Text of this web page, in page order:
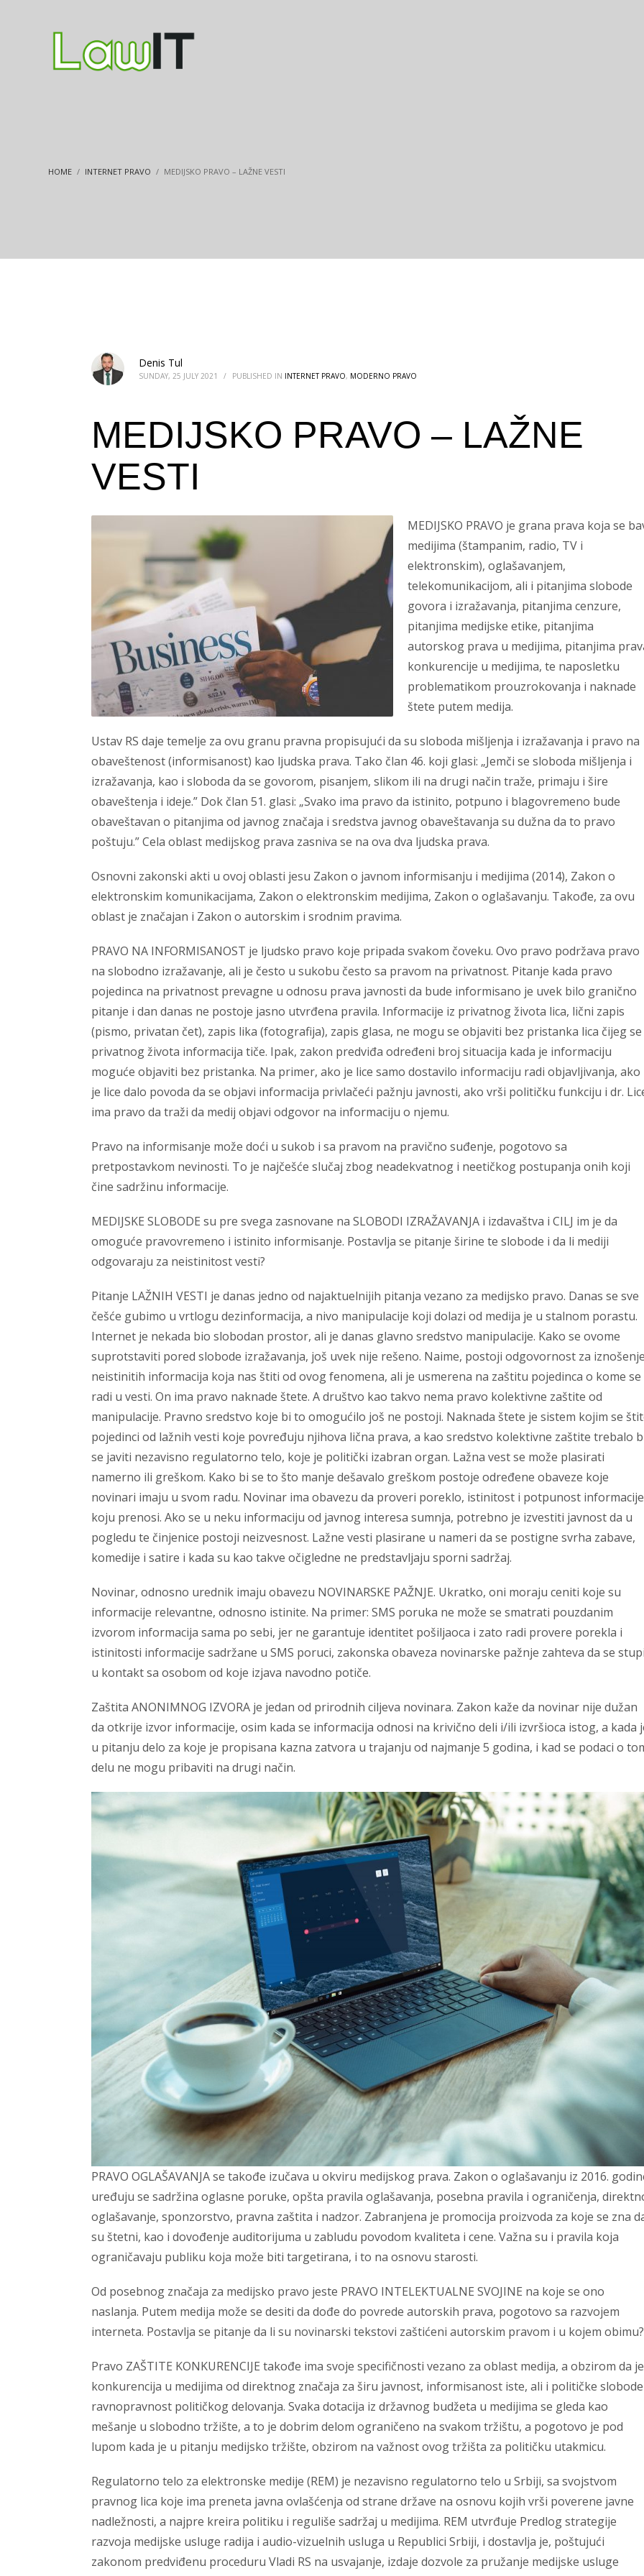
HOME INTERNET PRAVO MEDIJSKO PRAVO – LAŽNE VESTI
Denis Tul
SUNDAY, 25 JULY 2021 / PUBLISHED IN INTERNET PRAVO, MODERNO PRAVO
MEDIJSKO PRAVO – LAŽNE
VESTI
MEDIJSKO PRAVO je grana prava koja se
medijima (štampanim, radio, TV i
elektronskim), oglašavanjem,
telekomunikacijom, ali i pitanjima slobode
govora i izražavanja, pitanjima cenzure,
pitanjima medijske etike, pitanjima
autorskog prava u medijima, pitanjima
konkurencije u medijima, te naposletku
problematikom prouzrokovanja i naknade
štete putem medija.
Ustav RS daje temelje za ovu granu pravna propisujući da su sloboda mišljenja i izražavanja i pravo na
obaveštenost (informisanost) kao ljudska prava. Tako član 46. koji glasi: „Jemči se sloboda mišljenja i
izražavanja, kao i sloboda da se govorom, pisanjem, slikom ili na drugi način traže, primaju i šire
obaveštenja i ideje.” Dok član 51. glasi: „Svako ima pravo da istinito, potpuno i blagovremeno bude
obaveštavan o pitanjima od javnog značaja i sredstva javnog obaveštavanja su dužna da to pravo
poštuju.” Cela oblast medijskog prava zasniva se na ova dva ljudska prava.
Osnovni zakonski akti u ovoj oblasti jesu Zakon o javnom informisanju i medijima (2014), Zakon o
elektronskim komunikacijama, Zakon o elektronskim medijima, Zakon o oglašavanju. Takođe, za ovu
oblast je značajan i Zakon o autorskim i srodnim pravima.
PRAVO NA INFORMISANOST je ljudsko pravo koje pripada svakom čoveku. Ovo pravo podržava pravo
na slobodno izražavanje, ali je često u sukobu često sa pravom na privatnost. Pitanje kada pravo
pojedinca na privatnost prevagne u odnosu prava javnosti da bude informisano je uvek bilo granično
pitanje i dan danas ne postoje jasno utvrđena pravila. Informacije iz privatnog života lica, lični zapis
(pismo, privatan čet), zapis lika (fotografija), zapis glasa, ne mogu se objaviti bez pristanka lica čijeg se
privatnog života informacija tiče. Ipak, zakon predviđa određeni broj situacija kada je informaciju
moguće objaviti bez pristanka. Na primer, ako je lice samo dostavilo informaciju radi objavljivanja, ako
je lice dalo povoda da se objavi informacija privlačeći pažnju javnosti, ako vrši političku funkciju i dr.
ima pravo da traži da medij objavi odgovor na informaciju o njemu.
Pravo na informisanje može doći u sukob i sa pravom na pravično suđenje, pogotovo sa
pretpostavkom nevinosti. To je najčešće slučaj zbog neadekvatnog i neetičkog postupanja onih koji
čine sadržinu informacije.
MEDIJSKE SLOBODE su pre svega zasnovane na SLOBODI IZRAŽAVANJA i izdavaštva i CILJ im je da
omoguće pravovremeno i istinito informisanje. Postavlja se pitanje širine te slobode i da li mediji
odgovaraju za neistinitost vesti?
Pitanje LAŽNIH VESTI je danas jedno od najaktuelnijih pitanja vezano za medijsko pravo. Danas se sve
češće gubimo u vrtlogu dezinformacija, a nivo manipulacije koji dolazi od medija je u stalnom porastu.
Internet je nekada bio slobodan prostor, ali je danas glavno sredstvo manipulacije. Kako se ovome
suprotstaviti pored slobode izražavanja, još uvek nije rešeno. Naime, postoji odgovornost za
neistinitih informacija koja nas štiti od ovog fenomena, ali je usmerena na zaštitu pojedinca o kome se
radi u vesti. On ima pravo naknade štete. A društvo kao takvo nema pravo kolektivne zaštite od
manipulacije. Pravno sredstvo koje bi to omogućilo još ne postoji. Naknada štete je sistem kojim se
pojedinci od lažnih vesti koje povređuju njihova lična prava, a kao sredstvo kolektivne zaštite trebalo
se javiti nezavisno regulatorno telo, koje je politički izabran organ. Lažna vest se može plasirati
namerno ili greškom. Kako bi se to što manje dešavalo greškom postoje određene obaveze koje
novinari imaju u svom radu. Novinar ima obavezu da proveri poreklo, istinitost i potpunost informacije
koju prenosi. Ako se u neku informaciju od javnog interesa sumnja, potrebno je izvestiti javnost da u
pogledu te činjenice postoji neizvesnost. Lažne vesti plasirane u nameri da se postigne svrha zabave,
komedije i satire i kada su kao takve očigledne ne predstavljaju sporni sadržaj.
Novinar, odnosno urednik imaju obavezu NOVINARSKE PAŽNJE. Ukratko, oni moraju ceniti koje su
informacije relevantne, odnosno istinite. Na primer: SMS poruka ne može se smatrati pouzdanim
izvorom informacija sama po sebi, jer ne garantuje identitet pošiljaoca i zato radi provere porekla i
istinitosti informacije sadržane u SMS poruci, zakonska obaveza novinarske pažnje zahteva da se
u kontakt sa osobom od koje izjava navodno potiče.
Zaštita ANONIMNOG IZVORA je jedan od prirodnih ciljeva novinara. Zakon kaže da novinar nije dužan
da otkrije izvor informacije, osim kada se informacija odnosi na krivično deli i/ili izvršioca istog, a kada
u pitanju delo za koje je propisana kazna zatvora u trajanju od najmanje 5 godina, i kad se podaci o
delu ne mogu pribaviti na drugi način.
PRAVO OGLAŠAVANJA se takođe izučava u okviru medijskog prava. Zakon o oglašavanju iz 2016.
uređuju se sadržina oglasne poruke, opšta pravila oglašavanja, posebna pravila i ograničenja,
oglašavanje, sponzorstvo, pravna zaštita i nadzor. Zabranjena je promocija proizvoda za koje se zna
su štetni, kao i dovođenje auditorijuma u zabludu povodom kvaliteta i cene. Važna su i pravila koja
ograničavaju publiku koja može biti targetirana, i to na osnovu starosti.
Od posebnog značaja za medijsko pravo jeste PRAVO INTELEKTUALNE SVOJINE na koje se ono
naslanja. Putem medija može se desiti da dođe do povrede autorskih prava, pogotovo sa razvojem
interneta. Postavlja se pitanje da li su novinarski tekstovi zaštićeni autorskim pravom i u kojem obimu?
Pravo ZAŠTITE KONKURENCIJE takođe ima svoje specifičnosti vezano za oblast medija, a obzirom da je
konkurencija u medijima od direktnog značaja za širu javnost, informisanost iste, ali i političke
ravnopravnost političkog delovanja. Svaka dotacija iz državnog budžeta u medijima se gleda kao
mešanje u slobodno tržište, a to je dobrim delom ograničeno na svakom tržištu, a pogotovo je pod
lupom kada je u pitanju medijsko tržište, obzirom na važnost ovog tržišta za političku utakmicu.
Regulatorno telo za elektronske medije (REM) je nezavisno regulatorno telo u Srbiji, sa svojstvom
pravnog lica koje ima preneta javna ovlašćenja od strane države na osnovu kojih vrši poverene javne
nadležnosti, a najpre kreira politiku i reguliše sadržaj u medijima. REM utvrđuje Predlog strategije
razvoja medijske usluge radija i audio-vizuelnih usluga u Republici Srbiji, i dostavlja je, poštujući
zakonom predviđenu proceduru Vladi RS na usvajanje, izdaje dozvole za pružanje medijske usluge